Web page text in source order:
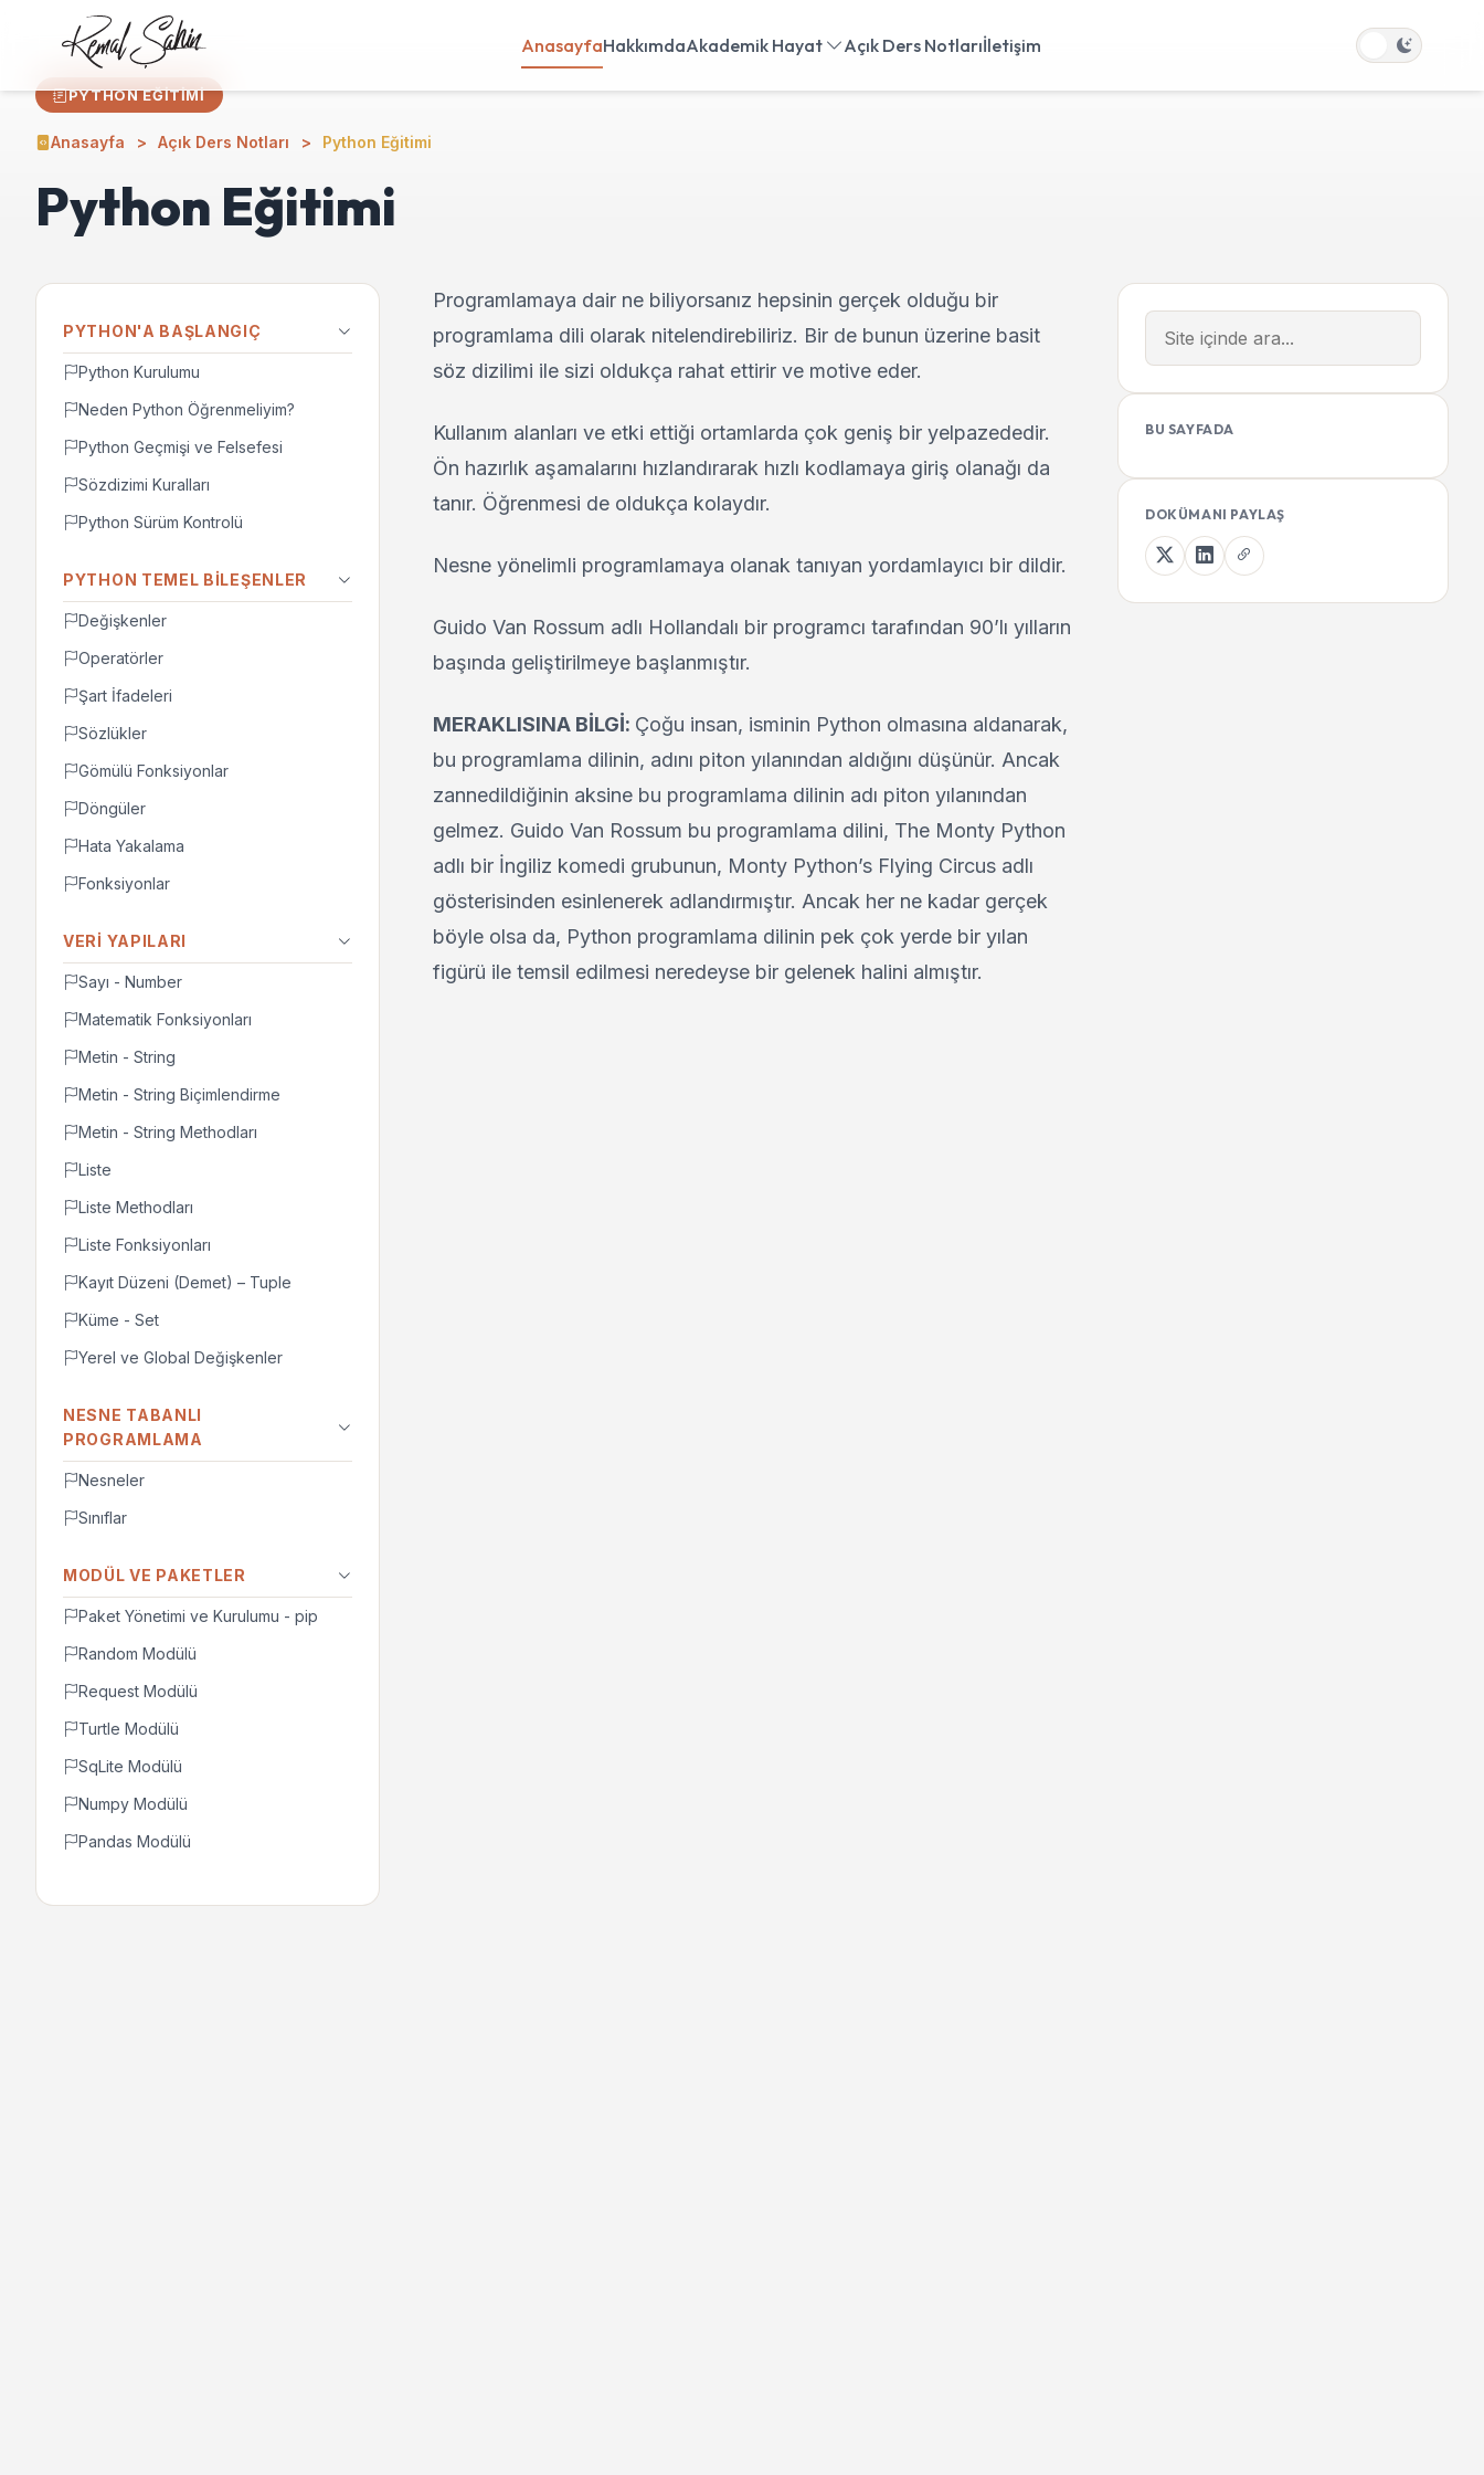
AnasayfaHakkımdaAkademik Hayat Açık Ders Notlarıİletişim
PYTHON EĞITIMI
Anasayfa Açık Ders Notları Python Eğitimi
Python Eğitimi
PYTHON'A BAŞLANGIÇ
Python Kurulumu
Neden Python Öğrenmeliyim?
Python Geçmişi ve Felsefesi
Sözdizimi Kuralları
Python Sürüm Kontrolü
PYTHON TEMEL BILEŞENLER
Değişkenler
Operatörler
Şart İfadeleri
Sözlükler
Gömülü Fonksiyonlar
Döngüler
Hata Yakalama
Fonksiyonlar
VERI YAPILARI
Sayı - Number
Matematik Fonksiyonları
Metin - String
Metin - String Biçimlendirme
Metin - String Methodları
Liste
Liste Methodları
Liste Fonksiyonları
Kayıt Düzeni (Demet) – Tuple
Küme - Set
Yerel ve Global Değişkenler
NESNE TABANLI
PROGRAMLAMA
Nesneler
Sınıflar
MODÜL VE PAKETLER
Paket Yönetimi ve Kurulumu - pip
Random Modülü
Request Modülü
Turtle Modülü
SqLite Modülü
Numpy Modülü
Pandas Modülü
Programlamaya dair ne biliyorsanız hepsinin gerçek olduğu bir
programlama dili olarak nitelendirebiliriz. Bir de bunun üzerine basit
söz dizilimi ile sizi oldukça rahat ettirir ve motive eder.
Kullanım alanları ve etki ettiği ortamlarda çok geniş bir yelpazededir.
Ön hazırlık aşamalarını hızlandırarak hızlı kodlamaya giriş olanağı da
tanır. Öğrenmesi de oldukça kolaydır.
Nesne yönelimli programlamaya olanak tanıyan yordamlayıcı bir dildir.
Guido Van Rossum adlı Hollandalı bir programcı tarafından 90’lı yılların
başında geliştirilmeye başlanmıştır.
MERAKLISINA BİLGİ: Çoğu insan, isminin Python olmasına aldanarak,
bu programlama dilinin, adını piton yılanından aldığını düşünür. Ancak
zannedildiğinin aksine bu programlama dilinin adı piton yılanından
gelmez. Guido Van Rossum bu programlama dilini, The Monty Python
adlı bir İngiliz komedi grubunun, Monty Python’s Flying Circus adlı
gösterisinden esinlenerek adlandırmıştır. Ancak her ne kadar gerçek
böyle olsa da, Python programlama dilinin pek çok yerde bir yılan
figürü ile temsil edilmesi neredeyse bir gelenek halini almıştır.
BU SAYFADA
DOKÜMANI PAYLAŞ